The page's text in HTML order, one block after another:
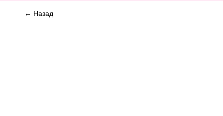
← Назад